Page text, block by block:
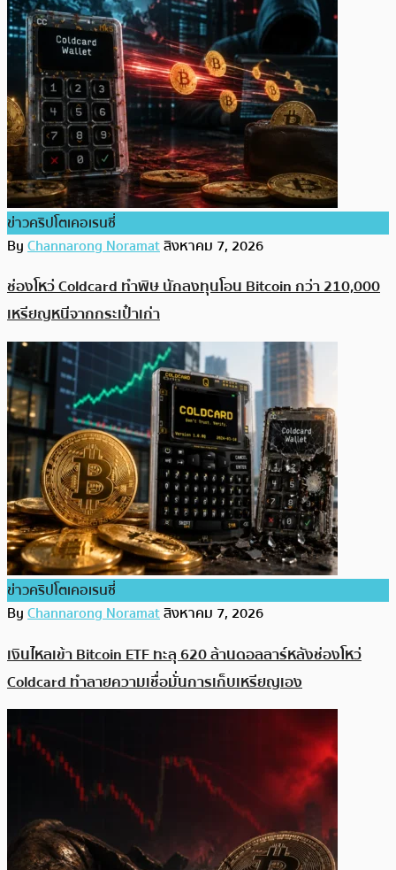
ข่าวคริปโตเคอเรนซี่
ByChannarong Noramatสิงหาคม 7, 2026
ช่องโหว่ Coldcard ทำพิษ นักลงทุนโอน Bitcoin กว่า 210,000
เหรียญหนีจากกระเป๋าเก่า
ข่าวคริปโตเคอเรนซี่
ByChannarong Noramatสิงหาคม 7, 2026
เงินไหลเข้า Bitcoin ETF ทะลุ 620 ล้านดอลลาร์หลังช่องโหว่
Coldcard ทำลายความเชื่อมั่นการเก็บเหรียญเอง